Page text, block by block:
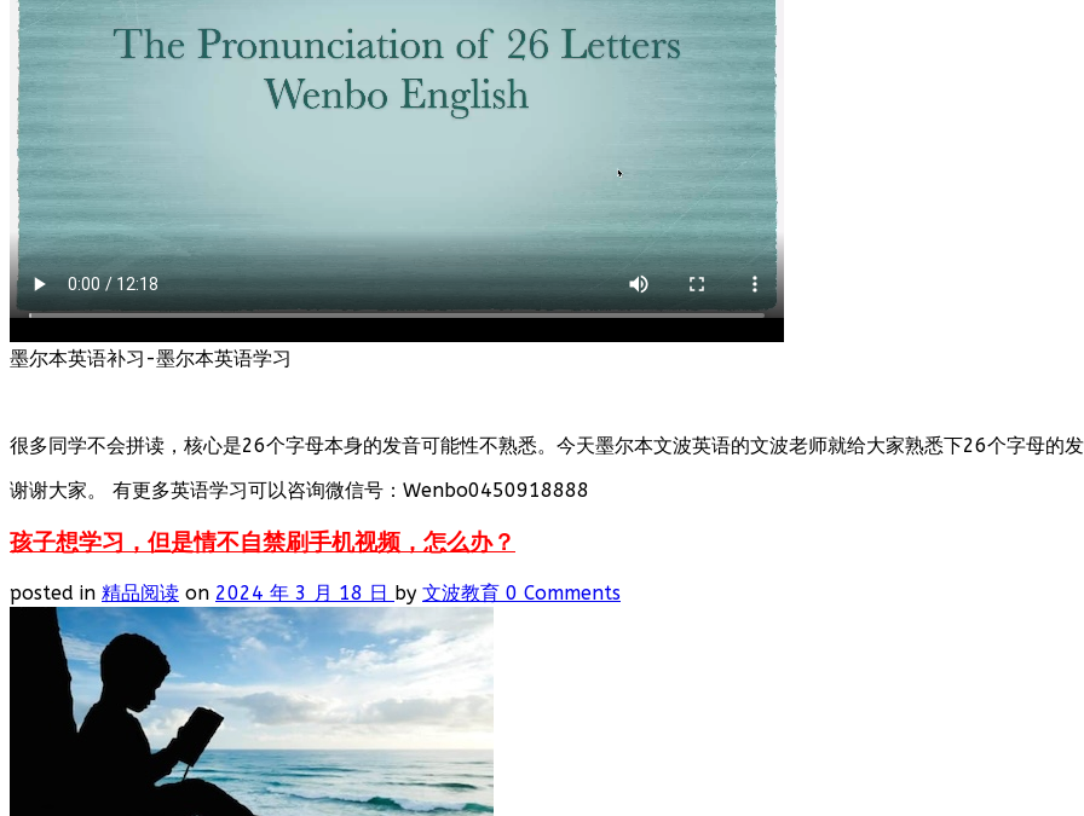
墨尔本英语补习-墨尔本英语学习
很多同学不会拼读，核心是26个字母本身的发音可能性不熟悉。今天墨尔本文波英语的文波老师就给大家熟悉下26个字母的发
谢谢大家。 有更多英语学习可以咨询微信号：Wenbo0450918888
孩子想学习，但是情不自禁刷手机视频，怎么办？
posted in 精品阅读 on 2024 年 3 月 18 日 by 文波教育 0 Comments